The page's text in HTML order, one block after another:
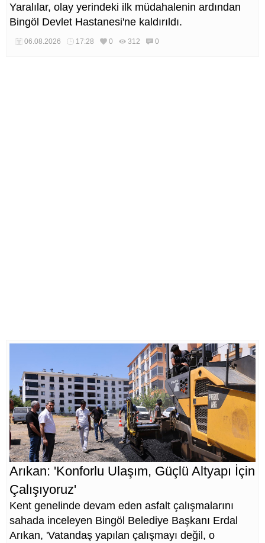
Yaralılar, olay yerindeki ilk müdahalenin ardından
Bingöl Devlet Hastanesi'ne kaldırıldı.
06.08.2026 17:28 0 312 0
Arıkan: 'Konforlu Ulaşım, Güçlü Altyapı İçin
Çalışıyoruz'
Kent genelinde devam eden asfalt çalışmalarını
sahada inceleyen Bingöl Belediye Başkanı Erdal
Arıkan, 'Vatandaş yapılan çalışmayı değil, o